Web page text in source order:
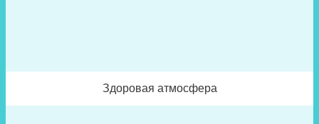
Здоровая атмосфера